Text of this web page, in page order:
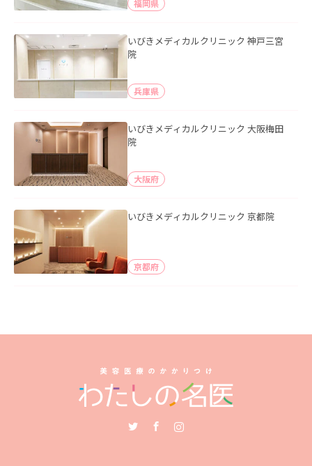
福岡県
いびきメディカルクリニック 神戸三宮
院
兵庫県
いびきメディカルクリニック 大阪梅田
院
大阪府
いびきメディカルクリニック 京都院
京都府